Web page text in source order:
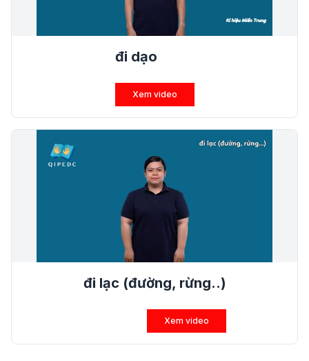
đi dạo
Xem video
đi lạc (đường, rừng..)
Xem video